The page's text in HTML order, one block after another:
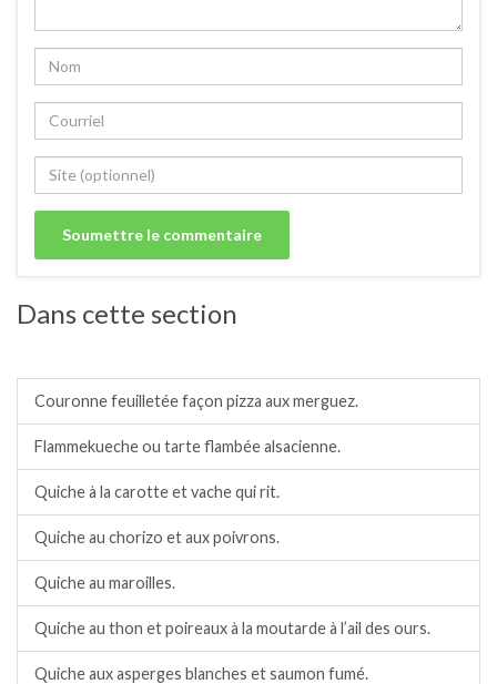
Dans cette section
Couronne feuilletée façon pizza aux merguez.
Flammekueche ou tarte flambée alsacienne.
Quiche à la carotte et vache qui rit.
Quiche au chorizo et aux poivrons.
Quiche au maroilles.
Quiche au thon et poireaux à la moutarde à l’ail des ours.
Quiche aux asperges blanches et saumon fumé.